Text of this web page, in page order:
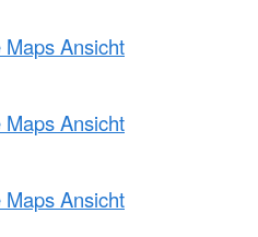
Ansicht
Ansicht
Ansicht